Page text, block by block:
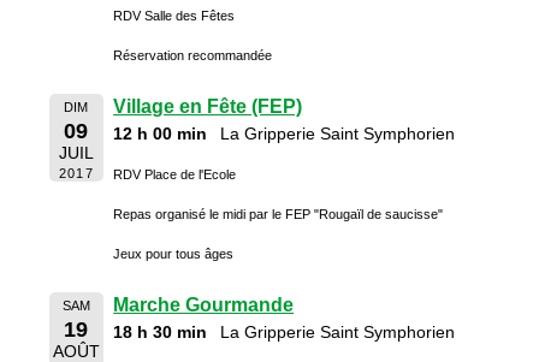
RDV Salle des Fêtes
Réservation recommandée
DIM
09
JUIL
2017
Village en Fête (FEP)
12 h 00 min La Gripperie Saint Symphorien
RDV Place de l'Ecole
Repas organisé le midi par le FEP "Rougaïl de saucisse"
Jeux pour tous âges
SAM
19
AOÛT
Marche Gourmande
18 h 30 min La Gripperie Saint Symphorien